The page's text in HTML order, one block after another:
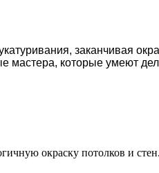
заканчивая
мастера, которые умеют
окраску потолков и